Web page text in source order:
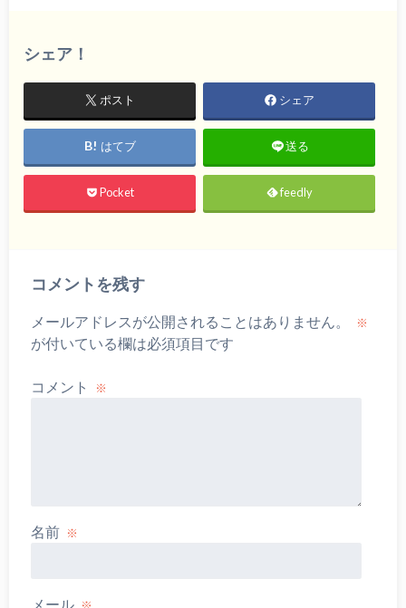
シェア！
ポスト シェア
はてブ 送る
Pocket feedly
コメントを残す
メールアドレスが公開されることはありません。 ※
が付いている欄は必須項目です
コメント ※
名前 ※
メール